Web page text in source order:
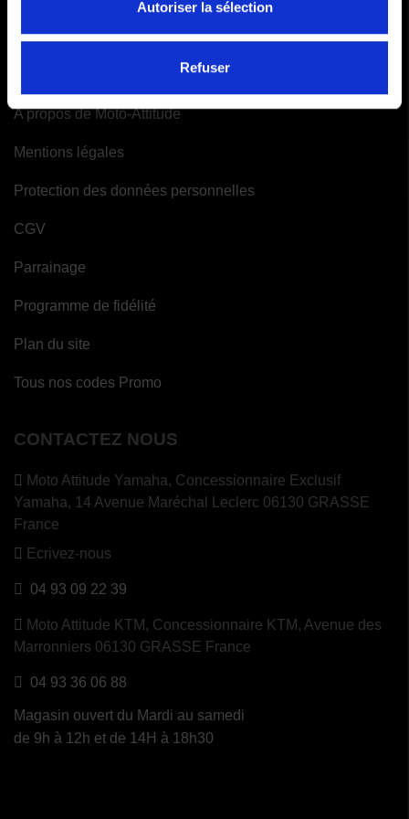
Autoriser la sélection
Refuser
A propos de Moto-Attitude
Mentions légales
Protection des données personnelles
CGV
Parrainage
Programme de fidélité
Plan du site
Tous nos codes Promo
CONTACTEZ NOUS
Moto Attitude Yamaha, Concessionnaire Exclusif
Yamaha, 14 Avenue Maréchal Leclerc 06130 GRASSE
France
Ecrivez-nous
04 93 09 22 39
Moto Attitude KTM, Concessionnaire KTM, Avenue des
Marronniers 06130 GRASSE France
04 93 36 06 88
Magasin ouvert du Mardi au samedi
de 9h à 12h et de 14H à 18h30